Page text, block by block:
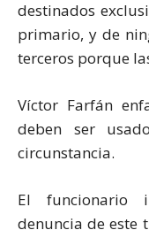
destinados
primario, y de
terceros porque
Víctor Farfán
deben ser
circunstancia.
El funcionario
denuncia de este